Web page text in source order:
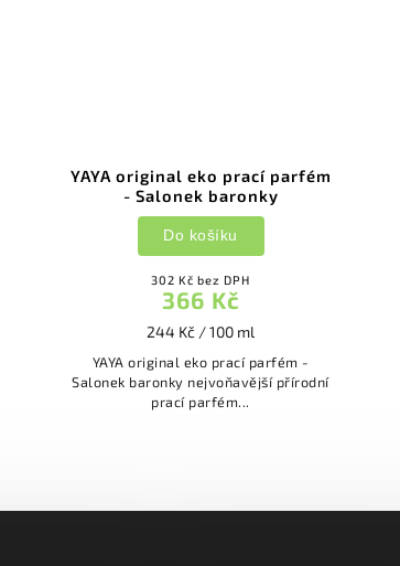
YAYA original eko prací parfém
- Salonek baronky
302 Kč bez DPH
366 Kč
244 Kč / 100 ml
Do košíku
YAYA original eko prací parfém -
Salonek baronky nejvoňavější přírodní
prací parfém...